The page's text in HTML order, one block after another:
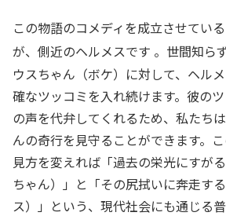
この物語のコメディを成立させてい
が、側近のヘルメスです 。世間知ら
ウスちゃん（ボケ）に対して、ヘル
確なツッコミを入れ続けます。彼の
の声を代弁してくれるため、私たち
んの奇行を見守ることができます。こ
見方を変えれば「過去の栄光にすが
ちゃん）」と「その尻拭いに奔走す
ス）」という、現代社会にも通じる